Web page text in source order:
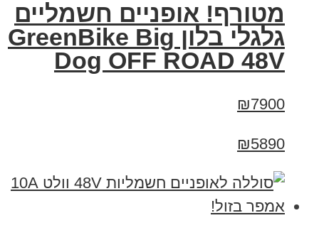
מטורף! אופניים חשמליים
גלגלי בלון GreenBike Big
Dog OFF ROAD 48V
₪7900
₪5890